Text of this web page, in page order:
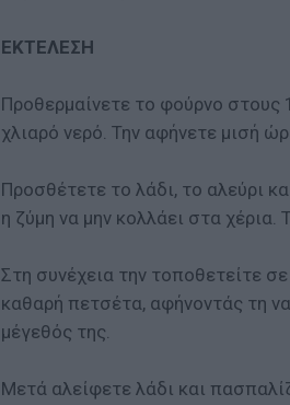
ΕΚΤΕΛΕΣΗ
Προθερμαίνετε το φούρνο στους
χλιαρό νερό. Την αφήνετε μισή
Προσθέτετε το λάδι, το αλεύρι
η ζύμη να μην κολλάει στα χέρια.
Στη συνέχεια την τοποθετείτε
καθαρή πετσέτα, αφήνοντάς τη
μέγεθός της.
Μετά αλείφετε λάδι και